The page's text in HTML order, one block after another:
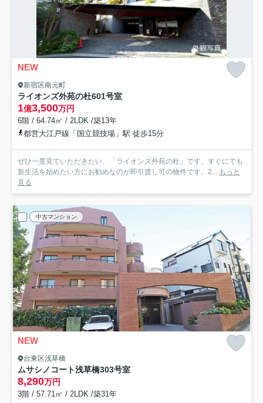
NEW
新宿区南元町
ライオンズ外苑の杜601号室
1億3,500万円
6階 / 64.74㎡ / 2LDK /築13年
都営大江戸線「国立競技場」駅 徒歩15分
ぜひ一度見ていただきたい、「ライオンズ外苑の杜」です。すぐにでも
新生活を始めたい方にお勧めなのが即引渡し可の物件です。2... もっと
見る
中古マンション
NEW
台東区浅草橋
ムサシノコート浅草橋303号室
8,290万円
3階 / 57.71㎡ / 2LDK /築31年